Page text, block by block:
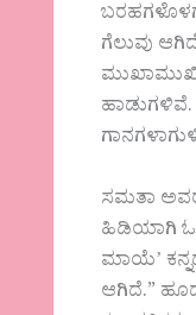
ಗೆಲುವು
ಮುಖಾಮುಖಿ
ಹಾಡುಗಳಿವೆ.
ಸಮತಾ ಅವರ
ಹಿಡಿಯಾಗಿ
ಮಾಯೆʼ
ಆಗಿದೆ.”